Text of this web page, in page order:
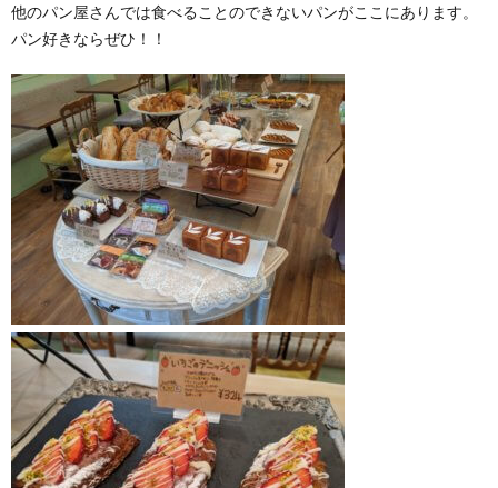
他のパン屋さんでは食べることのできないパンがここにあります。
パン好きならぜひ！！